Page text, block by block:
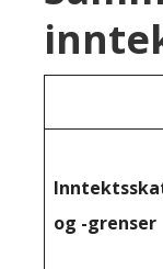
og -grenser